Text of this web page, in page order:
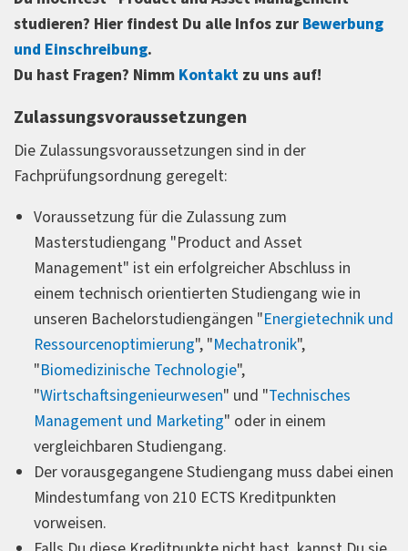
studieren? Hier findest Du alle Infos zur Bewerbung
und Einschreibung.
Du hast Fragen? Nimm Kontakt zu uns auf!
Zulassungsvoraussetzungen
Die Zulassungsvoraussetzungen sind in der
Fachprüfungsordnung geregelt:
Voraussetzung für die Zulassung zum
Masterstudiengang "Product and Asset
Management" ist ein erfolgreicher Abschluss in
einem technisch orientierten Studiengang wie in
unseren Bachelorstudiengängen "Energietechnik und
Ressourcenoptimierung", "Mechatronik",
"Biomedizinische Technologie",
"Wirtschaftsingenieurwesen" und "Technisches
Management und Marketing" oder in einem
vergleichbaren Studiengang.
Der vorausgegangene Studiengang muss dabei einen
Mindestumfang von 210 ECTS Kreditpunkten
vorweisen.